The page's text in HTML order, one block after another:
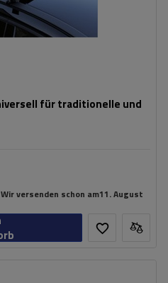
für traditionelle und
Wir versenden schon am11. August